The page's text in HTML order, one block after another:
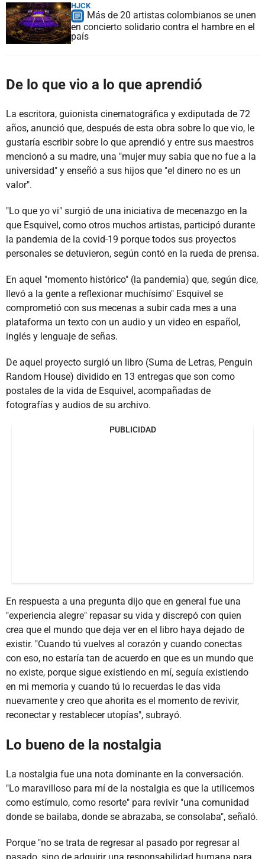
HJCK
Más de 20 artistas colombianos se unen
en concierto solidario contra el hambre en el
país
De lo que vio a lo que aprendió
La escritora, guionista cinematográfica y exdiputada de 72
años, anunció que, después de esta obra sobre lo que vio, le
gustaría escribir sobre lo que aprendió y entre sus maestros
mencionó a su madre, una "mujer muy sabia que no fue a la
universidad" y enseñó a sus hijos que "el dinero no es un
valor".
"Lo que yo vi" surgió de una iniciativa de mecenazgo en la
que Esquivel, como otros muchos artistas, participó durante
la pandemia de la covid-19 porque todos sus proyectos
personales se detuvieron, según contó en la rueda de prensa.
En aquel "momento histórico" (la pandemia) que, según dice,
llevó a la gente a reflexionar muchísimo" Esquivel se
comprometió con sus mecenas a subir cada mes a una
plataforma un texto con un audio y un video en español,
inglés y lenguaje de señas.
De aquel proyecto surgió un libro (Suma de Letras, Penguin
Random House) dividido en 13 entregas que son como
postales de la vida de Esquivel, acompañadas de
fotografías y audios de su archivo.
PUBLICIDAD
En respuesta a una pregunta dijo que en general fue una
"experiencia alegre" repasar su vida y discrepó con quien
crea que el mundo que deja ver en el libro haya dejado de
existir. "Cuando tú vuelves al corazón y cuando conectas
con eso, no estaría tan de acuerdo en que es un mundo que
no existe, porque sigue existiendo en mí, seguía existiendo
en mi memoria y cuando tú lo recuerdas le das vida
nuevamente y creo que ahorita es el momento de revivir,
reconectar y restablecer utopías", subrayó.
Lo bueno de la nostalgia
La nostalgia fue una nota dominante en la conversación.
"Lo maravilloso para mí de la nostalgia es que la utilicemos
como estímulo, como resorte" para revivir "una comunidad
donde se bailaba, donde se abrazaba, se consolaba", señaló.
Porque "no se trata de regresar al pasado por regresar al
pasado, sino de adquirir una responsabilidad humana para